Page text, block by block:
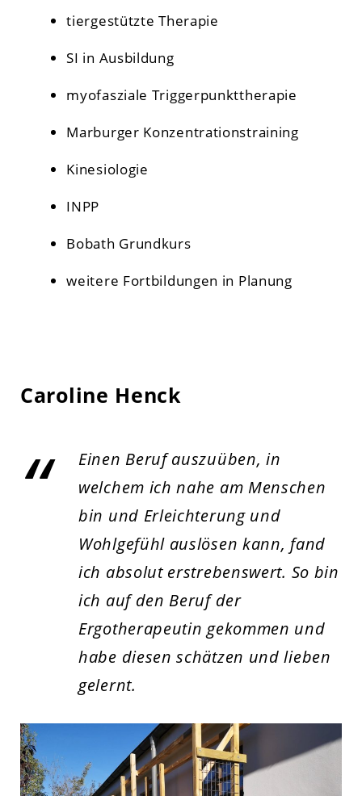
tiergestützte Therapie
SI in Ausbildung
myofasziale Triggerpunkttherapie
Marburger Konzentrationstraining
Kinesiologie
INPP
Bobath Grundkurs
weitere Fortbildungen in Planung
Caroline Henck
Einen Beruf auszuüben, in
welchem ich nahe am Menschen
bin und Erleichterung und
Wohlgefühl auslösen kann, fand
ich absolut erstrebenswert. So bin
ich auf den Beruf der
Ergotherapeutin gekommen und
habe diesen schätzen und lieben
gelernt.